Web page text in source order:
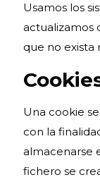
Usamos los
actualizamos
que no exista
Una cookie
con la
almacenarse
fichero se